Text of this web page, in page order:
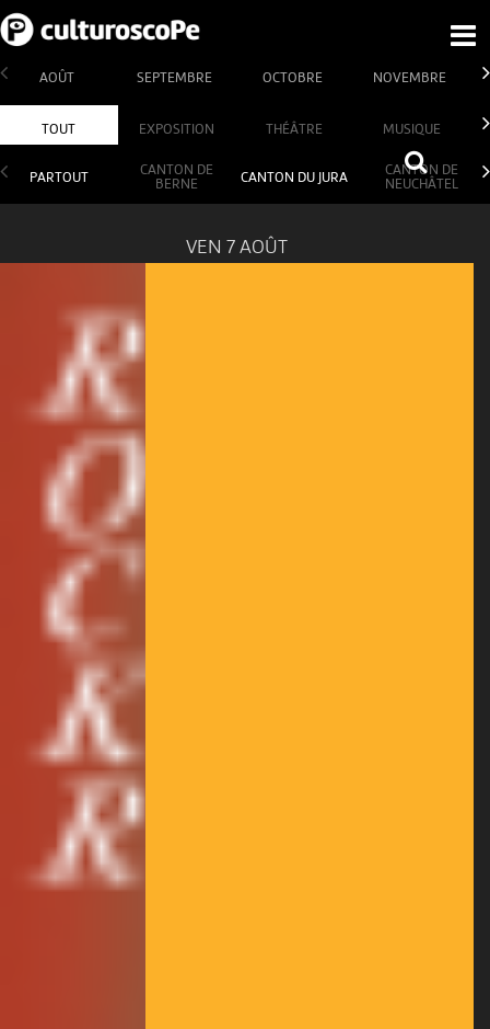
AOÛT SEPTEMBRE OCTOBRE NOVEMBRE
TOUT EXPOSITION THÉÂTRE MUSIQUE
PARTOUT
CANTON DE
BERNE
CANTON DU JURA
CANTON DE
NEUCHÂTEL
VEN 7 AOÛT